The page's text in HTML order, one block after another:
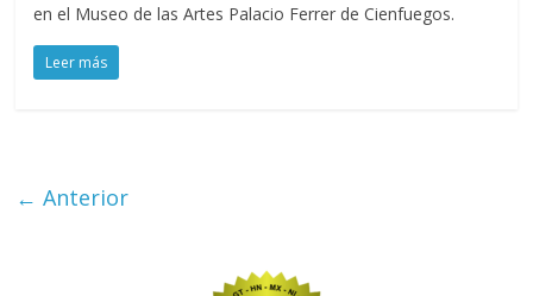
en el Museo de las Artes Palacio Ferrer de Cienfuegos.
Leer más
← Anterior